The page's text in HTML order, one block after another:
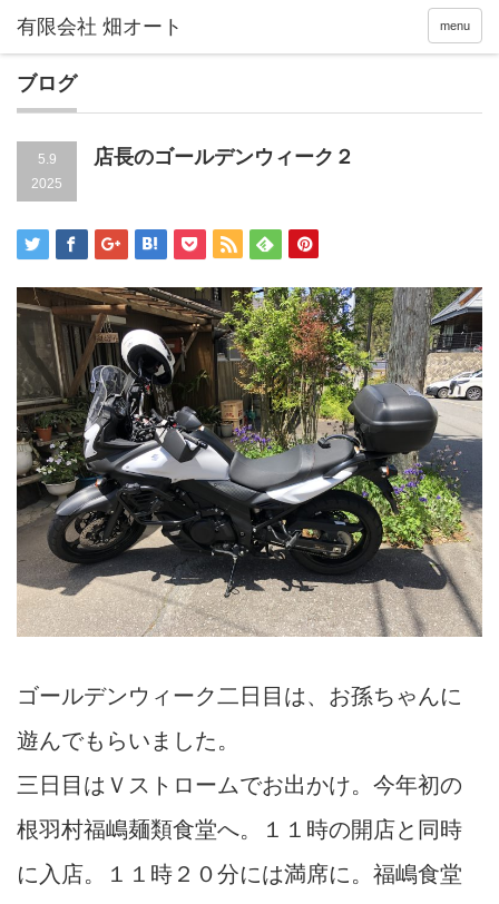
menu
ブログ
5.9
2025
店長のゴールデンウィーク２
ゴールデンウィーク二日目は、お孫ちゃんに
遊んでもらいました。
三日目はＶストロームでお出かけ。今年初の
根羽村福嶋麺類食堂へ。１１時の開店と同時
に入店。１１時２０分には満席に。福嶋食堂